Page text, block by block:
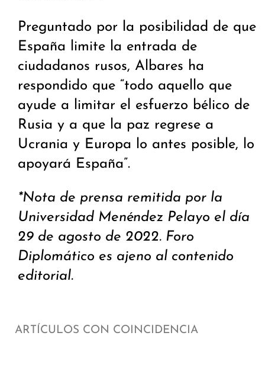
Preguntado por la posibilidad de que
España limite la entrada de
ciudadanos rusos, Albares ha
respondido que “todo aquello que
ayude a limitar el esfuerzo bélico de
Rusia y a que la paz regrese a
Ucrania y Europa lo antes posible, lo
apoyará España”.
*Nota de prensa remitida por la
Universidad Menéndez Pelayo el día
29 de agosto de 2022. Foro
Diplomático es ajeno al contenido
editorial.
ARTÍCULOS CON COINCIDENCIA